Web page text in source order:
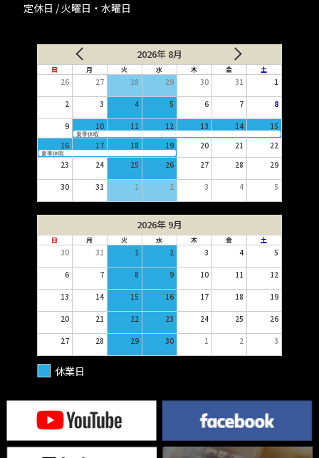
定休日 / 火曜日・水曜日
2026年 8月
日 月 火 水 木 金 土
26 27 28 29 30 31 1
2 3 4 5 6 7 8
9 10 11 12 13 14 15
夏季休暇
16 17 18 19 20 21 22
夏季休暇
23 24 25 26 27 28 29
30 31 1 2 3 4 5
2026年 9月
日 月 火 水 木 金 土
30 31 1 2 3 4 5
6 7 8 9 10 11 12
13 14 15 16 17 18 19
20 21 22 23 24 25 26
27 28 29 30 1 2 3
休業日